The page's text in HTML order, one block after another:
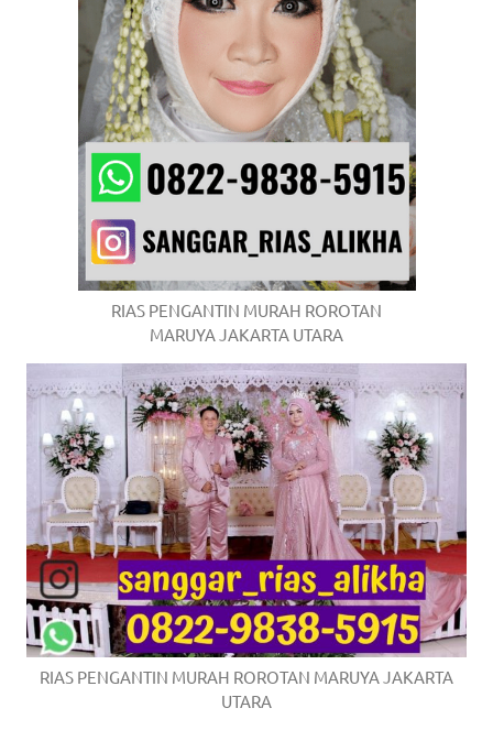
RIAS PENGANTIN MURAH ROROTAN
MARUYA JAKARTA UTARA
RIAS PENGANTIN MURAH ROROTAN MARUYA JAKARTA
UTARA